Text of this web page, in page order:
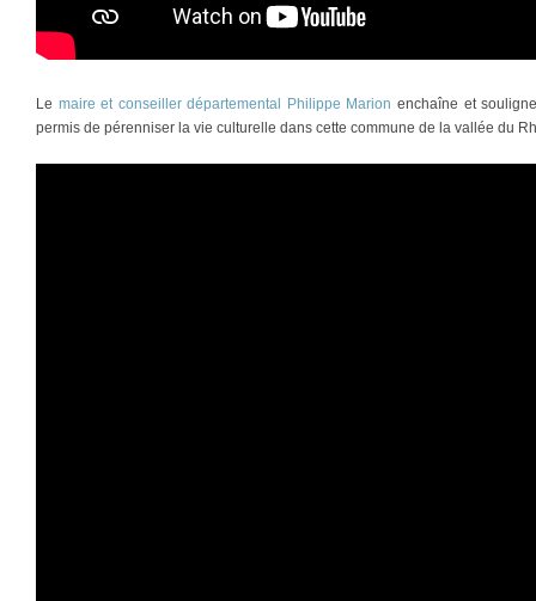
Le maire et conseiller départemental Philippe Marion enchaîne et
permis de pérenniser la vie culturelle dans cette commune de la vallée du